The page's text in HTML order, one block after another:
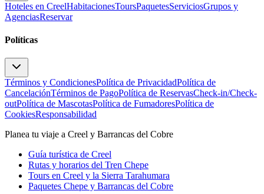
Hoteles en CreelHabitacionesToursPaquetesServiciosGrupos y
AgenciasReservar
Políticas
Términos y CondicionesPolítica de PrivacidadPolítica de
CancelaciónTérminos de PagoPolítica de ReservasCheck-in/Check-
outPolítica de MascotasPolítica de FumadoresPolítica de
CookiesResponsabilidad
Planea tu viaje a Creel y Barrancas del Cobre
Guía turística de Creel
Rutas y horarios del Tren Chepe
Tours en Creel y la Sierra Tarahumara
Paquetes Chepe y Barrancas del Cobre